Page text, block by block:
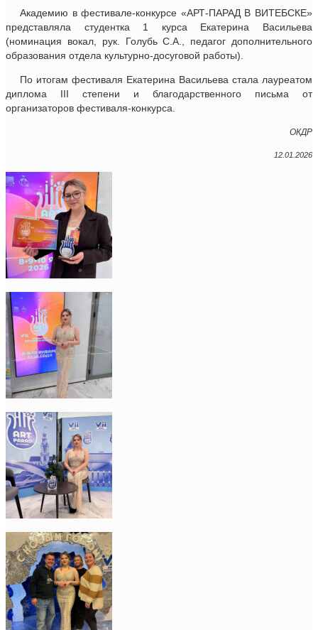
Академию в фестивале-конкурсе «АРТ-ПАРАД В ВИТЕБСКЕ»
представляла студентка 1 курса Екатерина Васильева
(номинация вокал, рук. Голубь С.А., педагог дополнительного
образования отдела культурно-досуговой работы).
По итогам фестиваля Екатерина Васильева стала лауреатом
диплома III степени и благодарственного письма от
организаторов фестиваля-конкурса.
ОКДР
12.01.2026